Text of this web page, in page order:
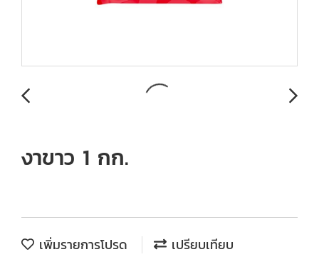
งาขาว 1 กก.
เพิ่มรายการโปรด เปรียบเทียบ